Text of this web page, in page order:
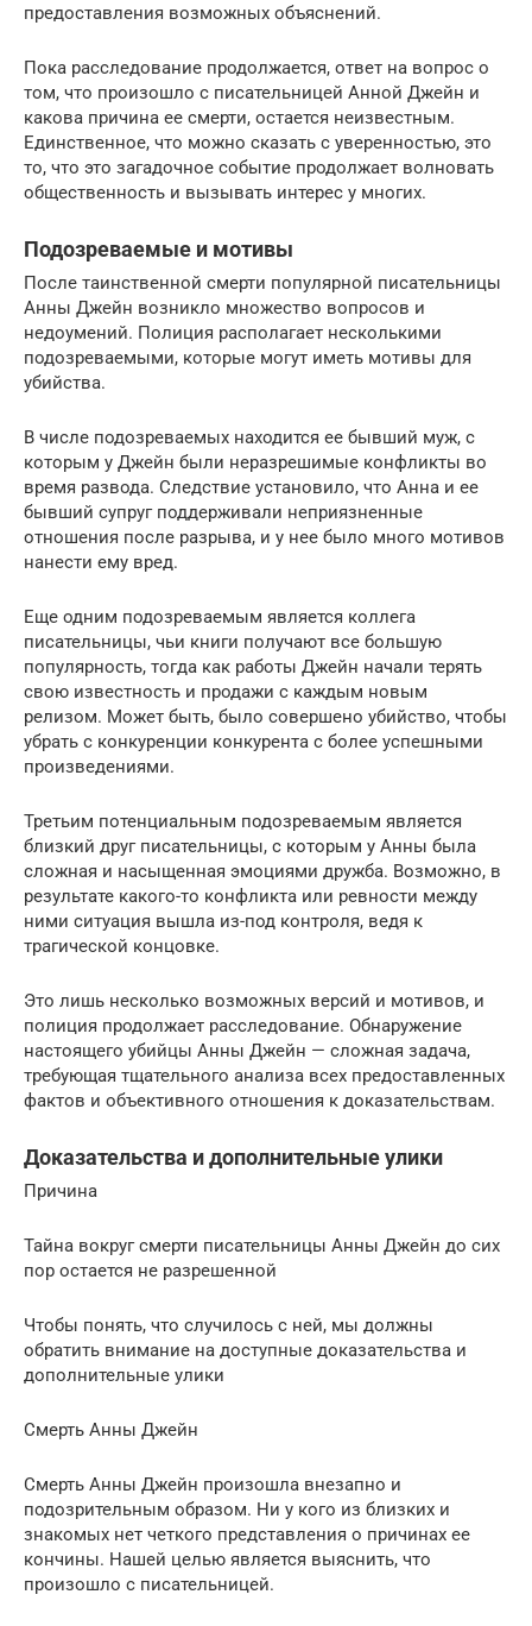
предоставления возможных объяснений.
Пока расследование продолжается, ответ на вопрос о
том, что произошло с писательницей Анной Джейн и
какова причина ее смерти, остается неизвестным.
Единственное, что можно сказать с уверенностью, это
то, что это загадочное событие продолжает волновать
общественность и вызывать интерес у многих.
Подозреваемые и мотивы
После таинственной смерти популярной писательницы
Анны Джейн возникло множество вопросов и
недоумений. Полиция располагает несколькими
подозреваемыми, которые могут иметь мотивы для
убийства.
В числе подозреваемых находится ее бывший муж, с
которым у Джейн были неразрешимые конфликты во
время развода. Следствие установило, что Анна и ее
бывший супруг поддерживали неприязненные
отношения после разрыва, и у нее было много мотивов
нанести ему вред.
Еще одним подозреваемым является коллега
писательницы, чьи книги получают все большую
популярность, тогда как работы Джейн начали терять
свою известность и продажи с каждым новым
релизом. Может быть, было совершено убийство, чтобы
убрать с конкуренции конкурента с более успешными
произведениями.
Третьим потенциальным подозреваемым является
близкий друг писательницы, с которым у Анны была
сложная и насыщенная эмоциями дружба. Возможно, в
результате какого-то конфликта или ревности между
ними ситуация вышла из-под контроля, ведя к
трагической концовке.
Это лишь несколько возможных версий и мотивов, и
полиция продолжает расследование. Обнаружение
настоящего убийцы Анны Джейн — сложная задача,
требующая тщательного анализа всех предоставленных
фактов и объективного отношения к доказательствам.
Доказательства и дополнительные улики
Причина
Тайна вокруг смерти писательницы Анны Джейн до сих
пор остается не разрешенной
Чтобы понять, что случилось с ней, мы должны
обратить внимание на доступные доказательства и
дополнительные улики
Смерть Анны Джейн
Смерть Анны Джейн произошла внезапно и
подозрительным образом. Ни у кого из близких и
знакомых нет четкого представления о причинах ее
кончины. Нашей целью является выяснить, что
произошло с писательницей.